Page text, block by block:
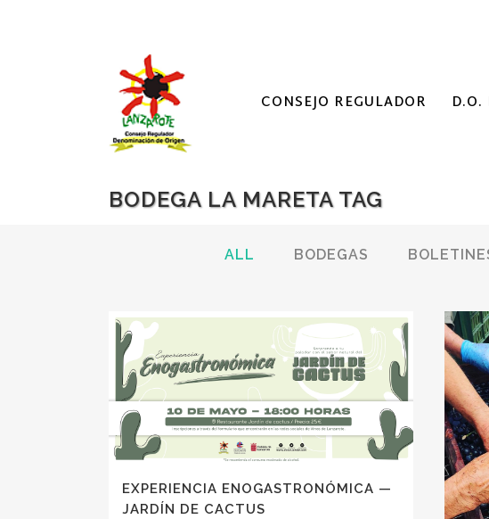
CONSEJO REGULADOR D.O.
BODEGA LA MARETA TAG
ALL BODEGAS
EXPERIENCIA ENOGASTRONÓMICA —
JARDÍN DE CACTUS